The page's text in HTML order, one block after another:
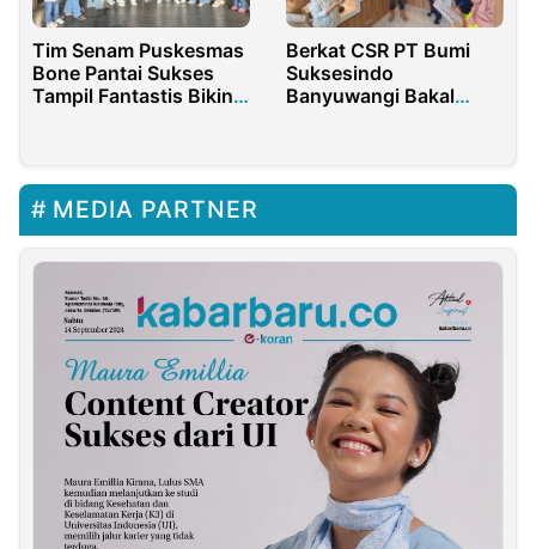
Tim Senam Puskesmas
Bone Pantai Sukses
Tampil Fantastis Bikin
Berkat CSR PT Bumi
Suksesindo
Banyuwangi Bakal
MEDIA PARTNER